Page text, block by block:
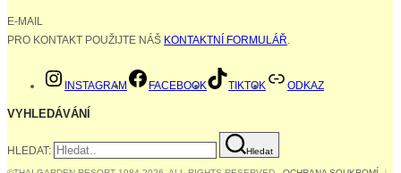
E-MAIL
PRO KONTAKT POUŽIJTE NÁŠ KONTAKTNÍ FORMULÁŘ.
INSTAGRAM FACEBOOK TIKTOK ODKAZ
VYHLEDÁVÁNÍ
HLEDAT: Hledat